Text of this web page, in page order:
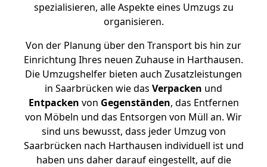
spezialisieren, alle Aspekte eines Umzugs zu
organisieren.
Von der Planung über den Transport bis hin zur
Einrichtung Ihres neuen Zuhause in Harthausen.
Die Umzugshelfer bieten auch Zusatzleistungen
in Saarbrücken wie das Verpacken und
Entpacken von Gegenständen, das Entfernen
von Möbeln und das Entsorgen von Müll an. Wir
sind uns bewusst, dass jeder Umzug von
Saarbrücken nach Harthausen individuell ist und
haben uns daher darauf eingestellt, auf die